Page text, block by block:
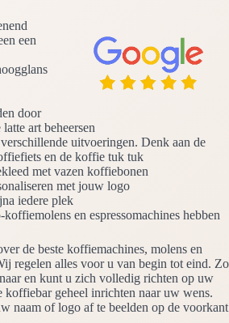
een
door
art beheersen
uitvoeringen. Denk aan de
en de koffie tuk tuk
met vazen koffiebonen
met jouw logo
iedere plek
en espressomachines hebben
de beste koffiemachines, molens en
regelen alles voor u van begin tot eind. Zo
en kunt u zich volledig richten op uw
koffiebar geheel inrichten naar uw wens.
naam of logo af te beelden op de voorkant